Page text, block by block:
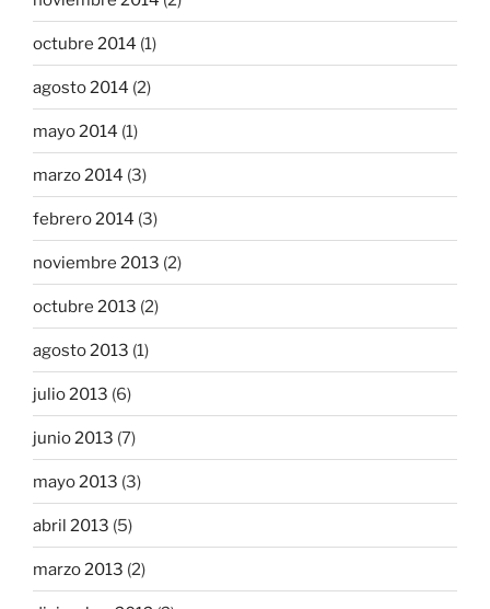
octubre 2014 (1)
agosto 2014 (2)
mayo 2014 (1)
marzo 2014 (3)
febrero 2014 (3)
noviembre 2013 (2)
octubre 2013 (2)
agosto 2013 (1)
julio 2013 (6)
junio 2013 (7)
mayo 2013 (3)
abril 2013 (5)
marzo 2013 (2)